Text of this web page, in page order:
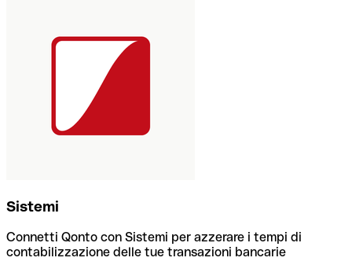
Sistemi
Connetti Qonto con Sistemi per azzerare i tempi di
contabilizzazione delle tue transazioni bancarie